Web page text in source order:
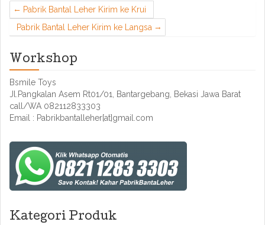
Pabrik Bantal Leher Kirim ke Krui
Pabrik Bantal Leher Kirim ke Langsa
Workshop
Bsmile Toys
Jl.Pangkalan Asem Rt01/01, Bantargebang, Bekasi Jawa Barat
call/WA 082112833303
Email : Pabrikbantalleher[at]gmail.com
Kategori Produk